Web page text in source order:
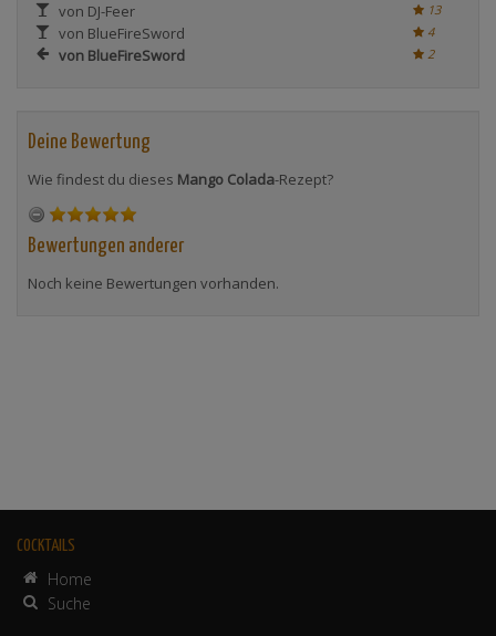
von DJ-Feer 13
von BlueFireSword 4
von BlueFireSword 2
Deine Bewertung
Wie findest du dieses Mango Colada-Rezept?
Bewertungen anderer
Noch keine Bewertungen vorhanden.
COCKTAILS
Home
Suche